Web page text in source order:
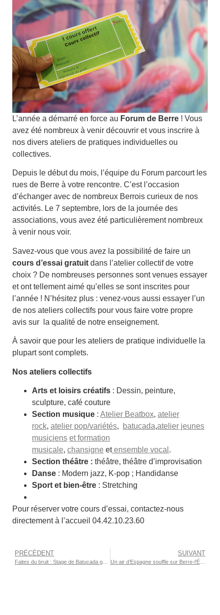
L’année a démarré en force au Forum de Berre ! Vous
avez été nombreux à venir découvrir et vous inscrire à
nos divers ateliers de pratiques individuelles ou
collectives.
Depuis le début du mois, l’équipe du Forum parcourt les
rues de Berre à votre rencontre. C’est l’occasion
d’échanger avec de nombreux Berrois curieux de nos
activités. Le 7 septembre, lors de la journée des
associations, vous avez été particulièrement nombreux
à venir nous voir.
Savez-vous que vous avez la possibilité de faire un
cours d’essai gratuit dans l’atelier collectif de votre
choix ? De nombreuses personnes sont venues essayer
et ont tellement aimé qu’elles se sont inscrites pour
l’année ! N’hésitez plus : venez-vous aussi essayer l’un
de nos ateliers collectifs pour vous faire votre propre
avis sur la qualité de notre enseignement.
À savoir que pour les ateliers de pratique individuelle la
plupart sont complets.
Nos ateliers collectifs
Arts et loisirs créatifs : Dessin, peinture,
sculpture, café couture
Section musique : Atelier Beatbox, atelier
rock, atelier pop/variétés, batucada,atelier jeunes
musiciens et formation
musicale, chansigne etensemble vocal .
Section théâtre : théâtre, théâtre d’improvisation
Danse : Modern jazz, K-pop ; Handidanse
Sport et bien-être : Stretching
Pour réserver votre cours d’essai, contactez-nous
directement à l’accueil 04.42.10.23.60
PRÉCÉDENT SUIVANT
Un air d’Espagne souffle sur Berre-l’Étang